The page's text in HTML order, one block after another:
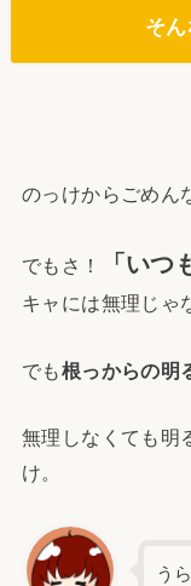
そ
のっけからごめん
でもさ！ 「いつ
キャには無理じゃ
でも根っからの明
無理しなくても明
け。
う